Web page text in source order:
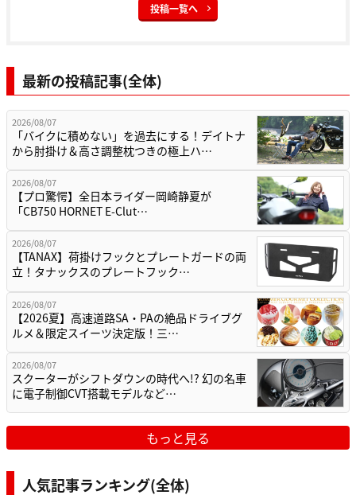
投稿一覧へ
最新の投稿記事(全体)
2026/08/07
「バイクに積めない」を過去にする！デイトナ
から肘掛け＆高さ調整枕つきの極上ハ…
2026/08/07
【プロ驚愕】全日本ライダー岡崎静夏が
「CB750 HORNET E-Clut…
2026/08/07
【TANAX】荷掛けフックとプレートガードの両
立！タナックスのプレートフック…
2026/08/07
【2026夏】高速道路SA・PAの絶品ドライブグ
ルメ＆限定スイーツ決定版！三…
2026/08/07
スクーターがシフトダウンの時代へ!? 幻の名車
に電子制御CVT搭載モデルなど…
もっと見る
人気記事ランキング(全体)